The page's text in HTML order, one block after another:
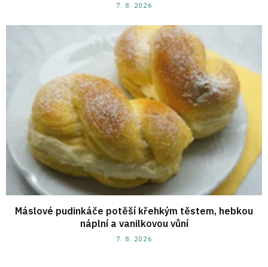
7. 8. 2026
Máslové pudinkáče potěší křehkým těstem, hebkou
náplní a vanilkovou vůní
7. 8. 2026